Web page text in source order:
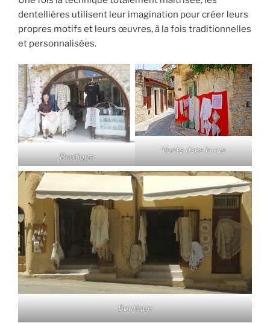
dentellières utilisent leur imagination pour créer leurs
propres motifs et leurs œuvres, à la fois traditionnelles
et personnalisées.
Boutique
Vente dans la rue
Boutique